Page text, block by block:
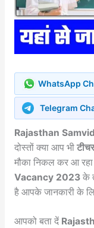
WhatsApp
Telegram
Rajasthan
दोस्तों क्या आप भी टीचर
मौका निकल कर आ
Vacancy 2023के
है आपके जानकारी के
आपको बता दें